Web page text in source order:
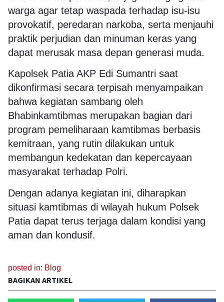
warga agar tetap waspada terhadap isu-isu
provokatif, peredaran narkoba, serta menjauhi
praktik perjudian dan minuman keras yang
dapat merusak masa depan generasi muda.
Kapolsek Patia AKP Edi Sumantri saat
dikonfirmasi secara terpisah menyampaikan
bahwa kegiatan sambang oleh
Bhabinkamtibmas merupakan bagian dari
program pemeliharaan kamtibmas berbasis
kemitraan, yang rutin dilakukan untuk
membangun kedekatan dan kepercayaan
masyarakat terhadap Polri.
Dengan adanya kegiatan ini, diharapkan
situasi kamtibmas di wilayah hukum Polsek
Patia dapat terus terjaga dalam kondisi yang
aman dan kondusif.
posted in: Blog
BAGIKAN ARTIKEL